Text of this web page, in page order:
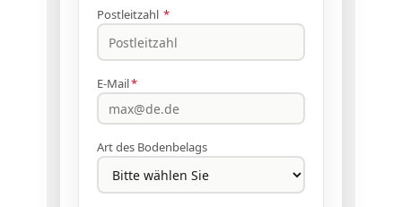
Postleitzahl *
E-Mail*
Art des Bodenbelags